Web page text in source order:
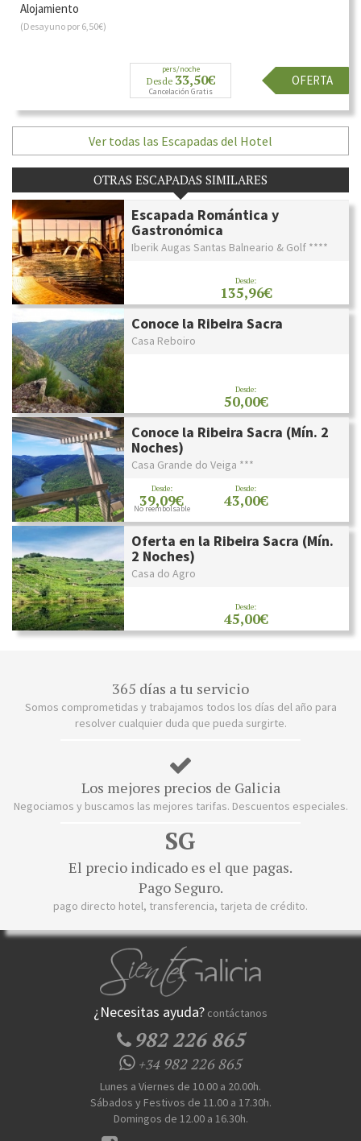
Alojamiento
(Desayuno por 6,50€)
pers/noche
Desde 33,50€
Cancelación Gratis
OFERTA
Ver todas las Escapadas del Hotel
OTRAS ESCAPADAS SIMILARES
Escapada Romántica y
Gastronómica
Iberik Augas Santas Balneario & Golf ****
Desde:
135,96€
Conoce la Ribeira Sacra
Casa Reboiro
Desde:
50,00€
Conoce la Ribeira Sacra (Mín. 2
Noches)
Casa Grande do Veiga ***
Desde:
39,09€
No reembolsable
Desde:
43,00€
Oferta en la Ribeira Sacra (Mín.
2 Noches)
Casa do Agro
Desde:
45,00€
365 días a tu servicio
Somos comprometidas y trabajamos todos los días del año para
resolver cualquier duda que pueda surgirte.
Los mejores precios de Galicia
Negociamos y buscamos las mejores tarifas. Descuentos especiales.
SG
El precio indicado es el que pagas.
Pago Seguro.
pago directo hotel, transferencia, tarjeta de crédito.
¿Necesitas ayuda? contáctanos
982 226 865
+34982 226 865
Lunes a Viernes de 10.00 a 20.00h.
Sábados y Festivos de 11.00 a 17.30h.
Domingos de 12.00 a 16.30h.